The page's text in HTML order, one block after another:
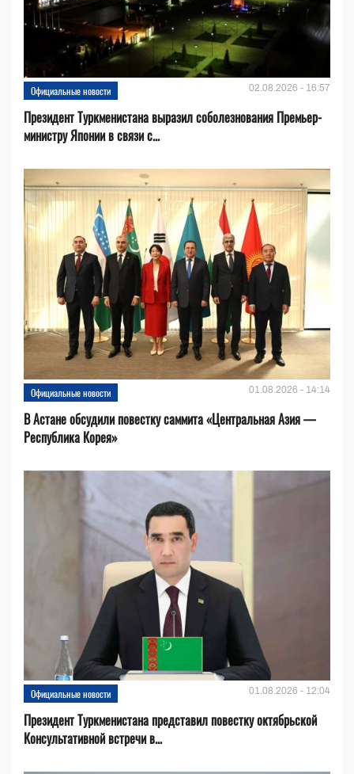
Официальные новости 02.08.2026 - 16:57
Президент Туркменистана выразил соболезнования Премьер-
министру Японии в связи с...
Официальные новости 01.08.2026 - 14:14
В Астане обсудили повестку саммита «Центральная Азия —
Республика Корея»
Официальные новости 01.08.2026 - 12:04
Президент Туркменистана представил повестку октябрьской
Консультативной встречи в...